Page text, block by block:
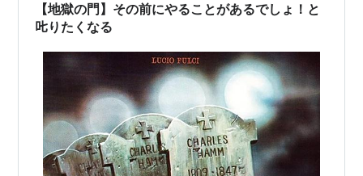
【地獄の門】その前にやることがあるでしょ！と
𠮟りたくなる